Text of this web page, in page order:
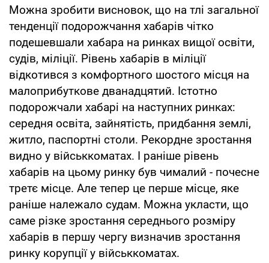
Можна зробити висновок, що на тлі загальної
тенденції подорожчання хабарів чітко
подешевшали хабара на ринках вищої освіти,
судів, міліції. Рівень хабарів в міліції
відкотився з комфортного шостого місця на
малоприбуткове дванадцятий. Істотно
подорожчали хабарі на наступних ринках:
середня освіта, зайнятість, придбання землі,
житло, паспортні столи. Рекордне зростання
видно у військкоматах. І раніше рівень
хабарів на цьому ринку був чималий - почесне
третє місце. Але тепер це перше місце, яке
раніше належало судам. Можна укласти, що
саме різке зростання середнього розміру
хабарів в першу чергу визначив зростання
ринку корупції у військкоматах.